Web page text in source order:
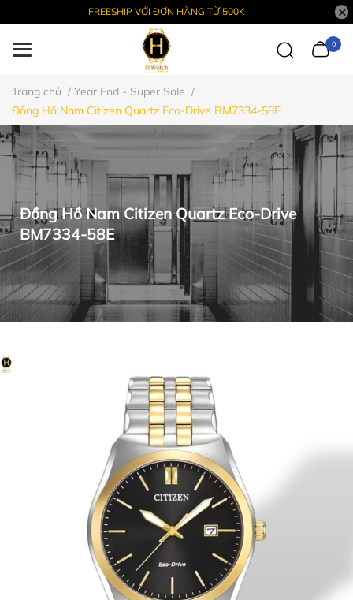
FREESHIP VỚI ĐƠN HÀNG TỪ 500K
0
Trang chủ / Year End - Super Sale /
Đồng Hồ Nam Citizen Quartz Eco-Drive BM7334-58E
Đồng Hồ Nam Citizen Quartz Eco-Drive
BM7334-58E